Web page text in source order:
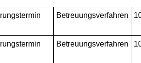
Betreuungsverfahren
Betreuungsverfahren